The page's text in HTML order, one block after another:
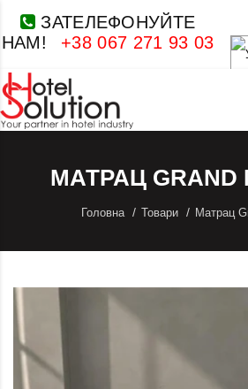
ЗАТЕЛЕФОНУЙТЕ
НАМ!
+38 067 271 93 03
МАТРАЦ GRAND
Головна Товари Матрац